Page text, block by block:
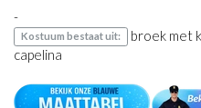
-
Kostuum bestaat uit:
broek met
capelina